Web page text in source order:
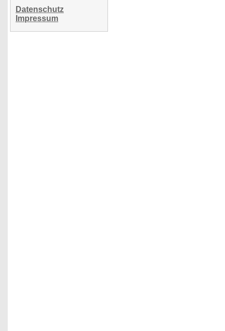
Datenschutz
Impressum